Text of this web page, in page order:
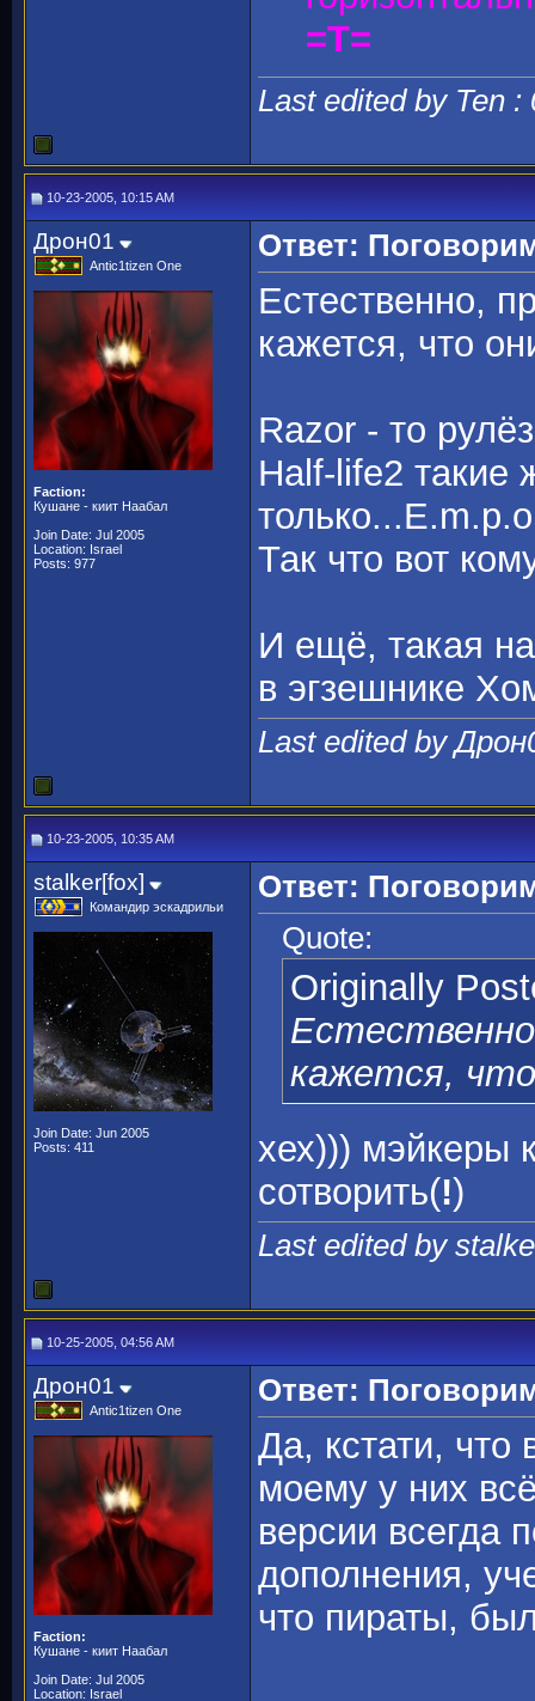
=T=
Last edited by Ten
10-23-2005, 10:15 AM
Дрон01
Antic1tizen One
Faction:
Кушане - киит Наабал
Join Date: Jul 2005
Location: Israel
Posts: 977
Ответ:
Естественно,
кажется, что
Razor - то
Half-life2 такие
Так что вот
И ещё, такая
в эгзешнике
Last edited by
10-23-2005, 10:35 AM
stalker[fox]
Командир эскадрильи
Join Date: Jun 2005
Posts: 411
Ответ:
Quote:
Originally
кажется,
хех))) мэйкеры
сотворить(!)
Last edited by
10-25-2005, 04:56 AM
Дрон01
Antic1tizen One
Faction:
Кушане - киит Наабал
Join Date: Jul 2005
Location: Israel
Ответ:
Да, кстати,
моему у них
версии всегда
дополнения,
что пираты,